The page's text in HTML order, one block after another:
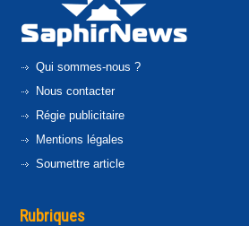
Qui sommes-nous ?
Nous contacter
Régie publicitaire
Mentions légales
Soumettre article
Rubriques